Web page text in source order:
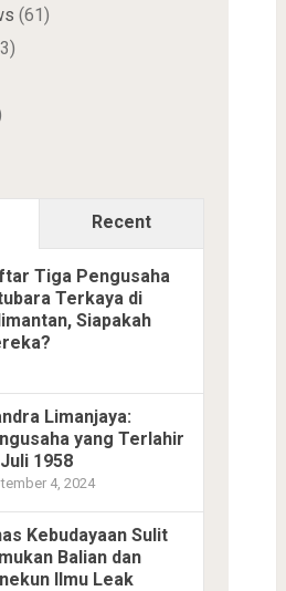
(61)
Recent
Tiga Pengusaha
Terkaya di
Siapakah
Limanjaya:
yang Terlahir
1958
4, 2024
Kebudayaan Sulit
Balian dan
Ilmu Leak